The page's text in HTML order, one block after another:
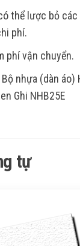
thể lược bỏ
phí.
phí vận chuyển.
nhựa (dàn áo)
Ghi NHB25E
tự